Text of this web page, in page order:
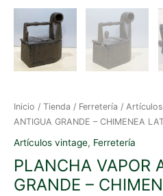
Inicio / Tienda / Ferretería /
ANTIGUA GRANDE – CHIMENEA
Artículos vintage, Ferretería
PLANCHA VAPOR
GRANDE –